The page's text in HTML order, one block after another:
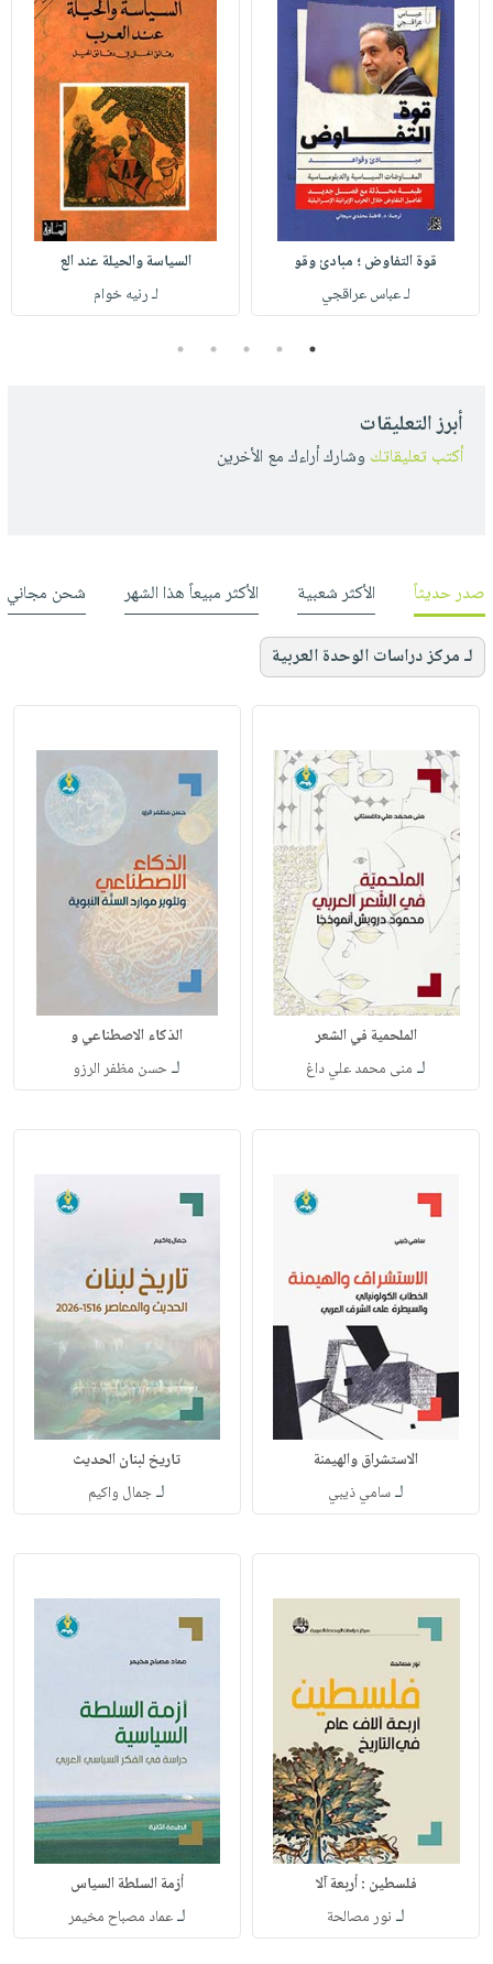
قوة التفاوض ؛ مبادئ وقو
لـ عباس عراقجي
السياسة والحيلة عند الع
لـ رنيه خوام
1
2
3
4
5
أبرز التعليقات
أكتب تعليقاتك وشارك أراءك مع الأخرين
صدر حديثاً الأكثر شعبية الأكثر مبيعاً هذا الشهر شحن مجاني
لـ مركز دراسات الوحدة العربية
الملحمية في الشعر
لـ منى محمد علي داغ
الذكاء الاصطناعي و
لـحسن مظفر الرزو
الاستشراق والهيمنة
لـسامي ذيبي
تاريخ لبنان الحديث
لـجمال واكيم
فلسطين : أربعة آلا
لـ نور مصالحة
أزمة السلطة السياس
لـعماد مصباح مخيمر